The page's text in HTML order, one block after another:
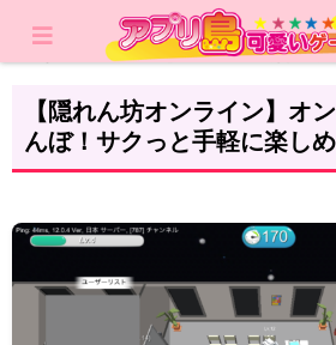
レビュー カジュア
【隠れん坊オンライン】オ
んぼ！サクっと手軽に楽しめ